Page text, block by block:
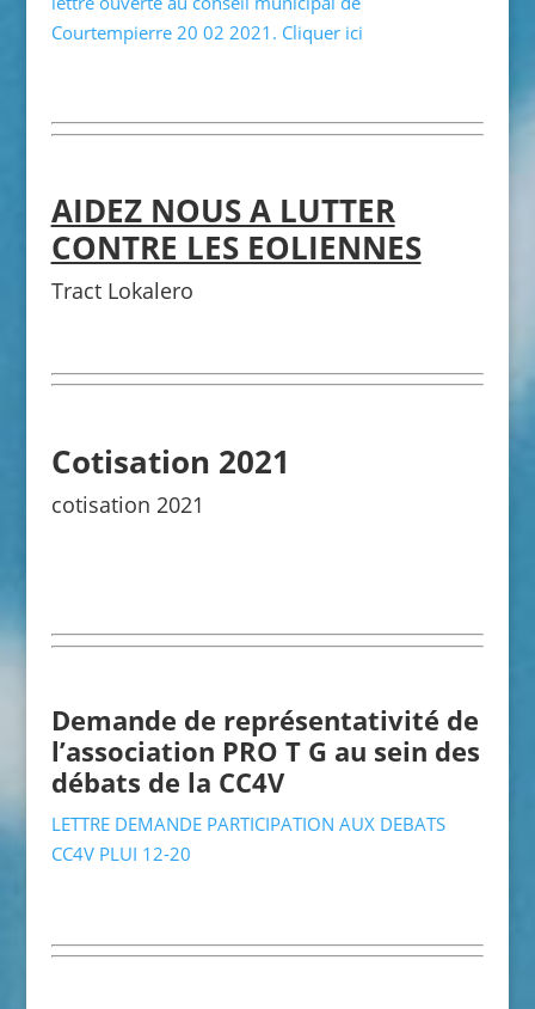
Courtempierre 20 02 2021. Cliquer ici
AIDEZ NOUS A LUTTER
CONTRE LES EOLIENNES
Tract Lokalero
Cotisation 2021
cotisation 2021
Demande de représentativité de
l’association PRO T G au sein des
débats de la CC4V
LETTRE DEMANDE PARTICIPATION AUX DEBATS
CC4V PLUI 12-20